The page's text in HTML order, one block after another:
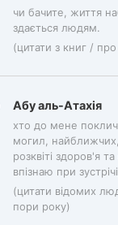
чи бачите, життя
здається людям.
(цитати з книг /
Абу аль-Атахія
хто до мене
могил,
розквіті здоров'я та
впізнаю при
(цитати відомих
пори року)